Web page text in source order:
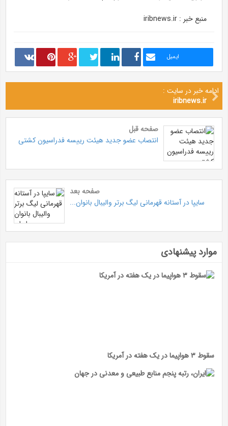
منبع خبر : iribnews.ir
ایمیل
ادامه خبر در سایت :
iribnews.ir
صفحه قبل
انتصاب عضو جدید هیئت رییسه فدراسیون کشتی
صفحه بعد
سایپا در آستانه قهرمانی لیگ برتر والیبال بانوان...
موارد پیشنهادی
سقوط ۳ هواپیما در یک هفته در آمریکا